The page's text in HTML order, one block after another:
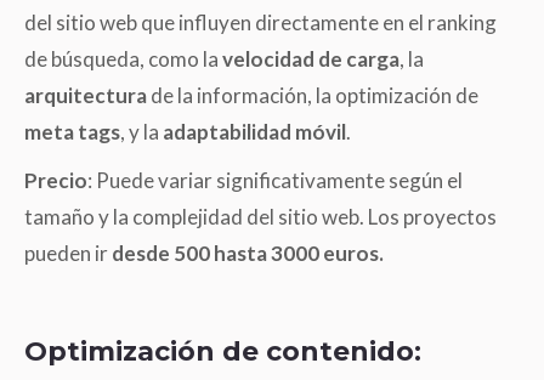
del sitio web que influyen directamente en el ranking
de búsqueda, como lavelocidad de carga, la
arquitecturade la información, la optimización de
meta tags, y la adaptabilidad móvil.
Precio: Puede variar significativamente según el
tamaño y la complejidad del sitio web. Los proyectos
pueden irdesde 500 hasta 3000 euros.
Optimización de contenido: